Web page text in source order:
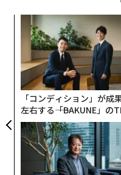
「コンディション」が成
左右する――「BAKUNE」の
TIALが支える「挑戦者の
日」